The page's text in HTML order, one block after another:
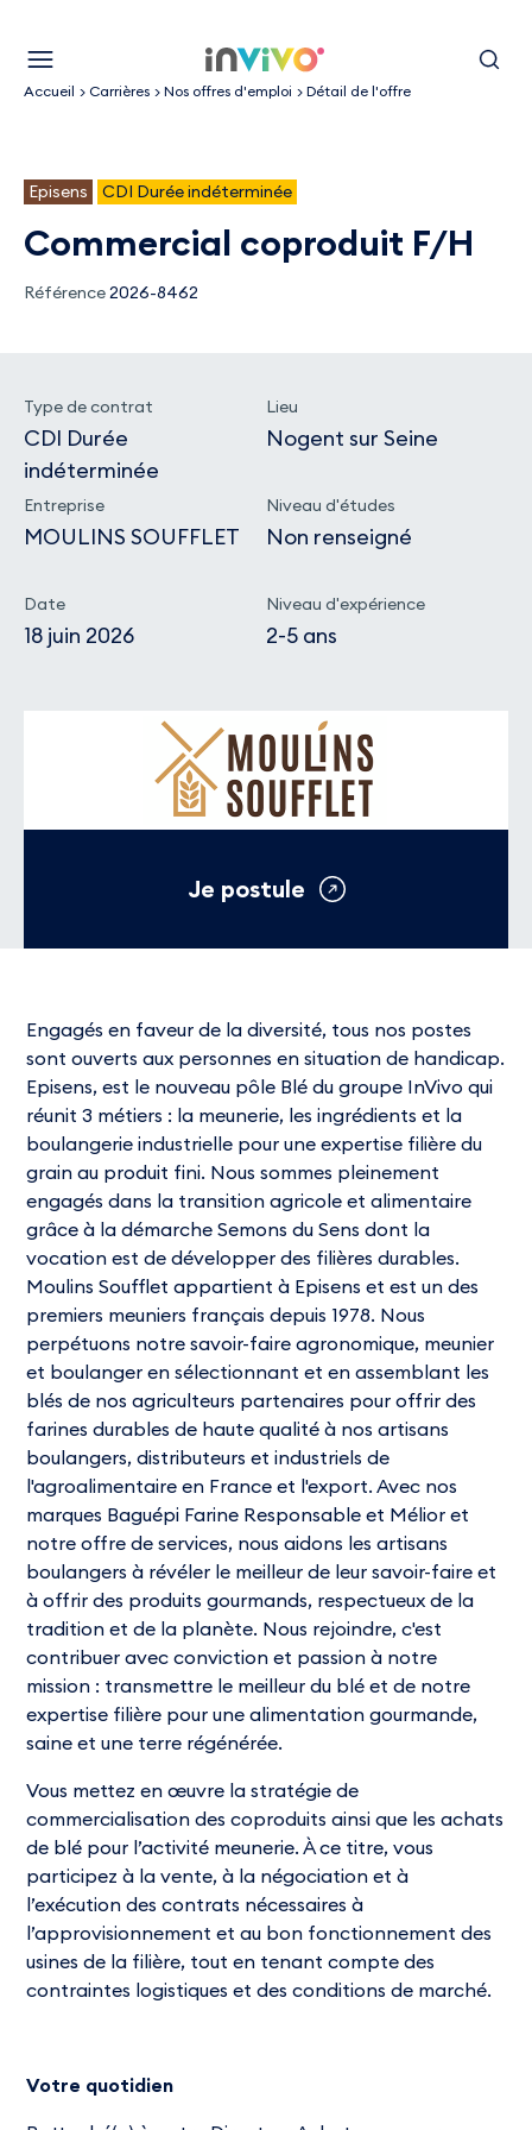
contenu
Menu Retour à la page d'accueil
Accueil
Carrières Nos offres d'emploi Détail de l'offre
Episens CDI Durée indéterminée
commercial coproduit F/H
Référence2026-8462
Type de contrat
CDI Durée
indéterminée
Lieu
Nogent sur Seine
Entreprise
MOULINS SOUFFLET
Niveau d'études
Non renseigné
Date
18 juin 2026
Niveau d'expérience
2-5 ans
Je postule
Engagés en faveur de la diversité, tous nos postes
sont ouverts aux personnes en situation de handicap.
Episens, est le nouveau pôle Blé du groupe InVivo qui
réunit 3 métiers : la meunerie, les ingrédients et la
boulangerie industrielle pour une expertise filière du
grain au produit fini. Nous sommes pleinement
engagés dans la transition agricole et alimentaire
grâce à la démarche Semons du Sens dont la
vocation est de développer des filières durables.
Moulins Soufflet appartient à Episens et est un des
premiers meuniers français depuis 1978. Nous
perpétuons notre savoir-faire agronomique, meunier
et boulanger en sélectionnant et en assemblant les
blés de nos agriculteurs partenaires pour offrir des
farines durables de haute qualité à nos artisans
boulangers, distributeurs et industriels de
l'agroalimentaire en France et l'export. Avec nos
marques Baguépi Farine Responsable et Mélior et
notre offre de services, nous aidons les artisans
boulangers à révéler le meilleur de leur savoir-faire et
à offrir des produits gourmands, respectueux de la
tradition et de la planète. Nous rejoindre, c'est
contribuer avec conviction et passion à notre
mission : transmettre le meilleur du blé et de notre
expertise filière pour une alimentation gourmande,
saine et une terre régénérée.
Vous mettez en œuvre la stratégie de
commercialisation des coproduits ainsi que les achats
de blé pour l’activité meunerie. À ce titre, vous
participez à la vente, à la négociation et à
l’exécution des contrats nécessaires à
l’approvisionnement et au bon fonctionnement des
usines de la filière, tout en tenant compte des
contraintes logistiques et des conditions de marché.
Votre quotidien